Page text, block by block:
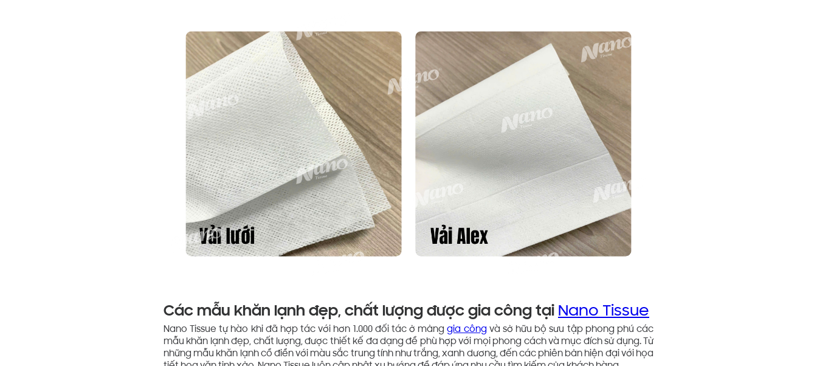
Các mẫu khăn lạnh đẹp, chất lượng được gia công tại Nano Tissue
Nano Tissue tự hào khi đã hợp tác với hơn 1.000 đối tác ở mảnggia côngvà sở hữu bộ sưu tập phong phú các
mẫu khăn lạnh đẹp, chất lượng, được thiết kế đa dạng để phù hợp với mọi phong cách và mục đích sử dụng. Từ
những mẫu khăn lạnh cổ điển với màu sắc trung tính như trắng, xanh dương, đến các phiên bản hiện đại với họa